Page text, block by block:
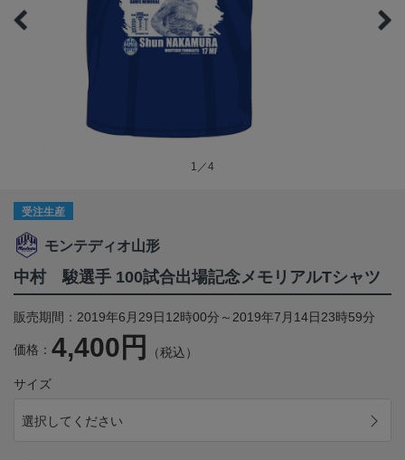
1／4
受注生産
モンテディオ山形
中村 駿選手 100試合出場記念メモリアルTシャツ
販売期間：2019年6月29日12時00分～2019年7月14日23時59分
価格： 4,400円 （税込）
サイズ
選択してください